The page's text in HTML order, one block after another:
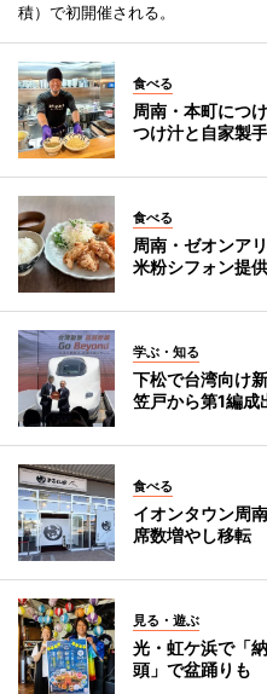
積）で初開催される。
食べる
周南・本町につ
つけ汁と自家製
食べる
周南・ゼオンア
米粉シフォン提供
学ぶ・知る
下松で台湾向け
笠戸から第1編成
食べる
イオンタウン周
席数増やし移転
見る・遊ぶ
光・虹ケ浜で「
頭」で盆踊りも